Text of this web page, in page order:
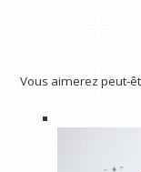
Vous aimerez peut-